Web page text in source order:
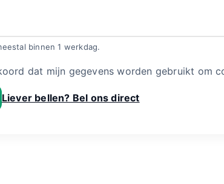
binnen 1 werkdag.
dat mijn gegevens worden gebruikt om
Liever bellen? Bel ons direct